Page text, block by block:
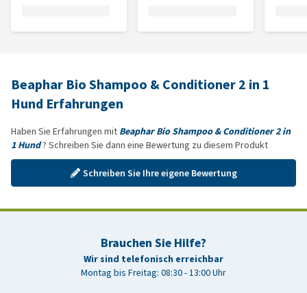
Beaphar Bio Shampoo & Conditioner 2 in 1
Hund Erfahrungen
Haben Sie Erfahrungen mit Beaphar Bio Shampoo & Conditioner 2 in
1 Hund? Schreiben Sie dann eine Bewertung zu diesem Produkt
Schreiben Sie Ihre eigene Bewertung
Brauchen Sie Hilfe?
Wir sind telefonisch erreichbar
Montag bis Freitag: 08:30 - 13:00 Uhr